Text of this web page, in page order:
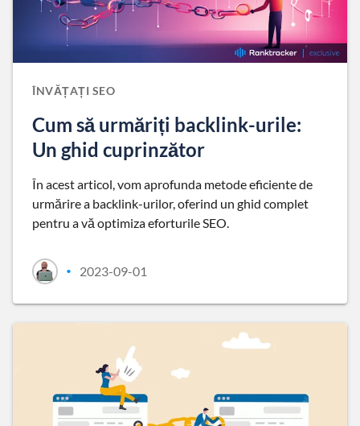
ÎNVĂȚAȚI SEO
Cum să urmăriți backlink-urile:
Un ghid cuprinzător
În acest articol, vom aprofunda metode eficiente de
urmărire a backlink-urilor, oferind un ghid complet
pentru a vă optimiza eforturile SEO.
• 2023-09-01